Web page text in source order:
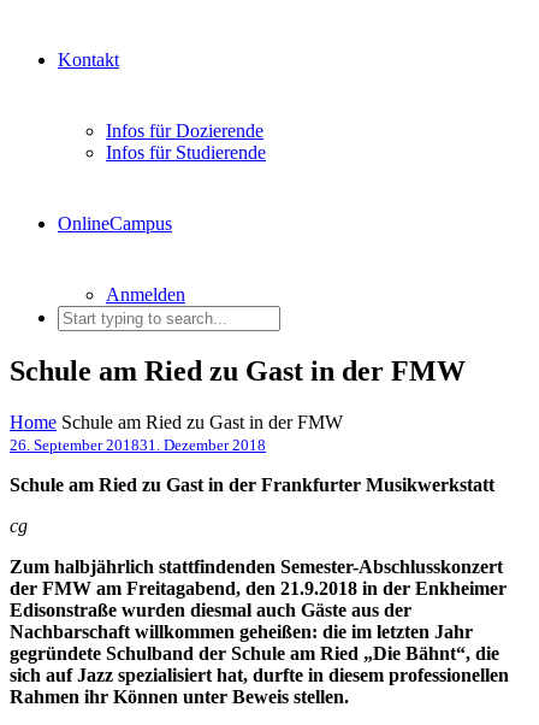
Kontakt
Infos für Dozierende
Infos für Studierende
OnlineCampus
Anmelden
Schule am Ried zu Gast in der FMW
Home Schule am Ried zu Gast in der FMW
26. September 201831. Dezember 2018
Schule am Ried zu Gast in der Frankfurter Musikwerkstatt
cg
Zum halbjährlich stattfindenden Semester-Abschlusskonzert
der FMW am Freitagabend, den 21.9.2018 in der Enkheimer
Edisonstraße wurden diesmal auch Gäste aus der
Nachbarschaft willkommen geheißen: die im letzten Jahr
gegründete Schulband der Schule am Ried „Die Bähnt“, die
sich auf Jazz spezialisiert hat, durfte in diesem professionellen
Rahmen ihr Können unter Beweis stellen.